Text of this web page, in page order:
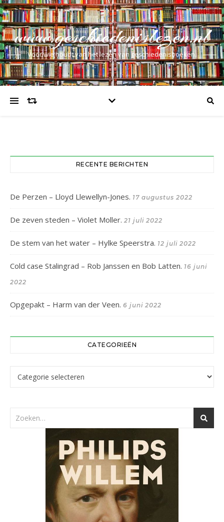
www.geschiedenislezen.nl
Voor wie houdt van het lezen van geschiedenisboeken.
RECENTE BERICHTEN
De Perzen – Lloyd Llewellyn-Jones. 17 augustus 2022
De zeven steden – Violet Moller. 21 juli 2022
De stem van het water – Hylke Speerstra. 12 juli 2022
Cold case Stalingrad – Rob Janssen en Bob Latten. 16 juni
2022
Opgepakt – Harm van der Veen. 6 juni 2022
CATEGORIEËN
Categorieën